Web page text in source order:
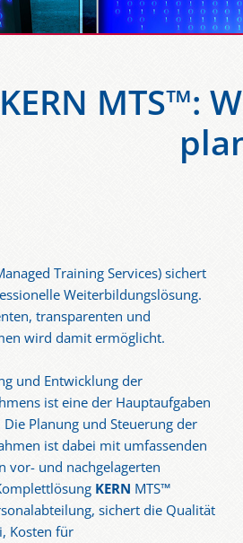
MTS™:
Training Services) sichert
Weiterbildungslösung.
transparenten und
wird damit ermöglicht.
und Entwicklung der
ist eine der Hauptaufgaben
Planung und Steuerung der
ist dabei mit umfassenden
vor- und nachgelagerten
KERN MTS™
sichert die Qualität
Kosten für